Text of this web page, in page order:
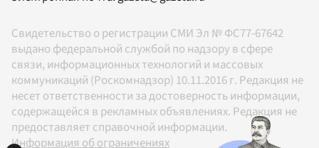
Свидетельство о регистрации СМИ Эл № ФС77-67642
выдано федеральной службой по надзору в сфере
связи, информационных технологий и массовых
коммуникаций (Роскомнадзор) 10.11.2016 г. Редакция не
несет ответственности за достоверность информации,
содержащейся в рекламных объявлениях. Редакция не
предоставляет справочной информации.
Информация об ограничениях